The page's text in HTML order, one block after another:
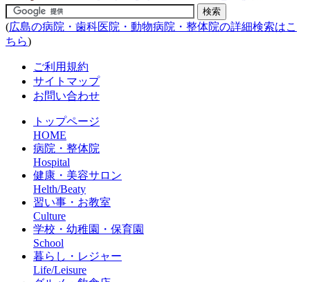
(広島の病院・歯科医院・動物病院・整体院の詳細検索はこ
ちら)
ご利用規約
サイトマップ
お問い合わせ
トップページ
HOME
病院・整体院
Hospital
健康・美容サロン
Helth/Beaty
習い事・お教室
Culture
学校・幼稚園・保育園
School
暮らし・レジャー
Life/Leisure